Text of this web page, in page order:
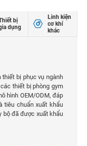
bị
dụng
Linh kiện
cơ khí
khác
thiết bị phục vụ ngành
thiết bị phòng gym
hình OEM/ODM, đáp
tiêu chuẩn xuất khẩu
bộ đã được xuất khẩu